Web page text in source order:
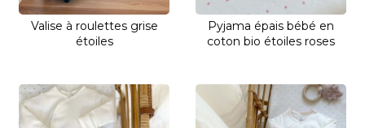
Valise à roulettes grise
étoiles
Pyjama épais bébé en
coton bio étoiles roses